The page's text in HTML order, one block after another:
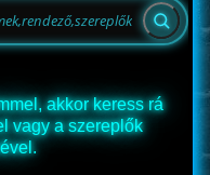
akkor keress rá
vagy a szereplők